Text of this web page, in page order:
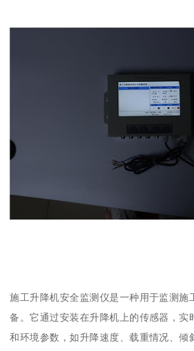
施工升降机安全监测仪是一种用于监测施
备。它通过安装在升降机上的传感器，实
和环境参数，如升降速度、载重情况、倾